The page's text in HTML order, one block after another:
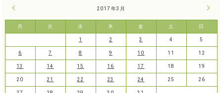
2017年3月
月 火 水 木 金 土 日
4月
1 2 3 4 5
6 7 8 9 10 11 12
13 14 15 16 17 18 19
20 21 22 23 24 25 26